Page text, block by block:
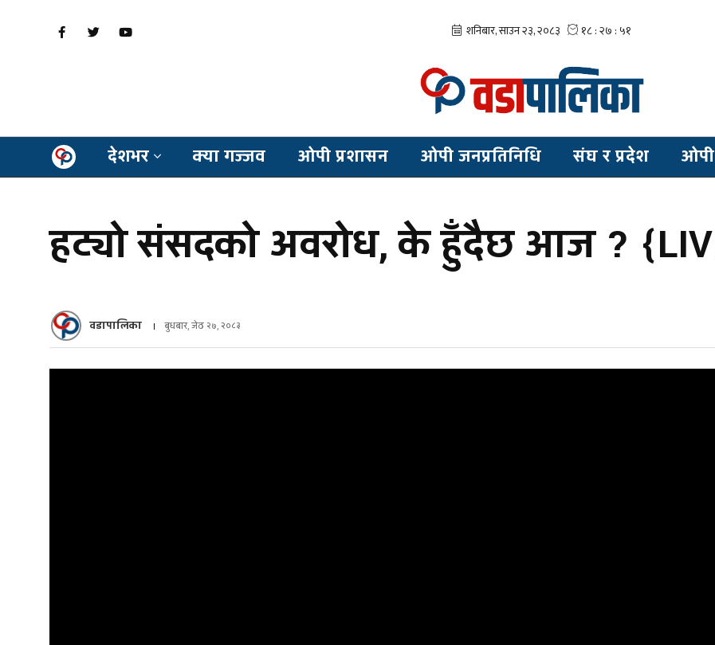
देशभर क्या गज्जव ओपी प्रशासन ओपी जनप्रतिनिधि संघ र प्रदेश
हट्यो संसदको अवरोध, के हुँदैछ आज ?
वडापालिका बुधबार, जेठ २७, २०८३